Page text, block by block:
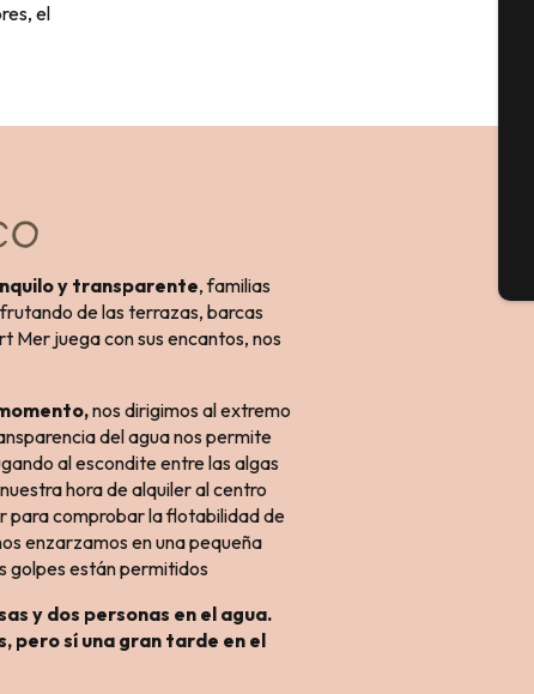
el
y transparente, familias
de las terrazas, barcas
Mer juega con sus encantos, nos
nos dirigimos al extremo
del agua nos permite
al escondite entre las algas
hora de alquiler al centro
para comprobar la flotabilidad de
enzarzamos en una pequeña
golpes están permitidos
y dos personas en el agua.
pero sí una gran tarde en el